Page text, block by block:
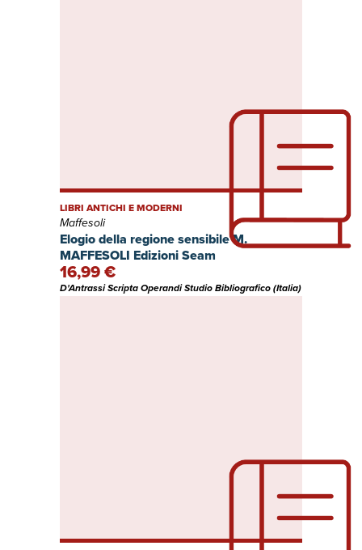
Elogio della regione sensibile M.
MAFFESOLI Edizioni Seam
LIBRI ANTICHI E MODERNI
Maffesoli
16,99 €
D'Antrassi Scripta Operandi Studio Bibliografico (Italia)